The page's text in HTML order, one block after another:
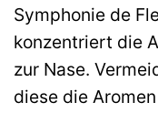
Symphonie de
konzentriert die
zur Nase.
diese die